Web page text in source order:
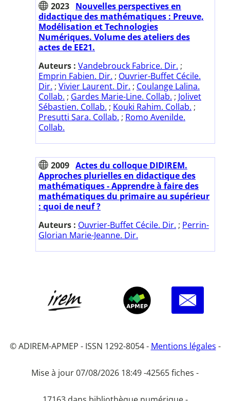
2023 Nouvelles perspectives en
didactique des mathématiques : Preuve,
Modélisation et Technologies
Numériques. Volume des ateliers des
actes de EE21.
Auteurs : Vandebrouck Fabrice. Dir. ;
Emprin Fabien. Dir. ; Ouvrier-Buffet Cécile.
Dir. ; Vivier Laurent. Dir. ; Coulange Lalina.
Collab. ; Gardes Marie-Line. Collab. ; Jolivet
Sébastien. Collab. ; Kouki Rahim. Collab. ;
Presutti Sara. Collab. ; Romo Avenilde.
Collab.
2009 Actes du colloque DIDIREM.
Approches plurielles en didactique des
mathématiques - Apprendre à faire des
mathématiques du primaire au supérieur
: quoi de neuf ?
Auteurs : Ouvrier-Buffet Cécile. Dir. ; Perrin-
Glorian Marie-Jeanne. Dir.
© ADIREM-APMEP - ISSN 1292-8054 - Mentions légales -
Mise à jour 07/08/2026 18:49 -42565 fiches -